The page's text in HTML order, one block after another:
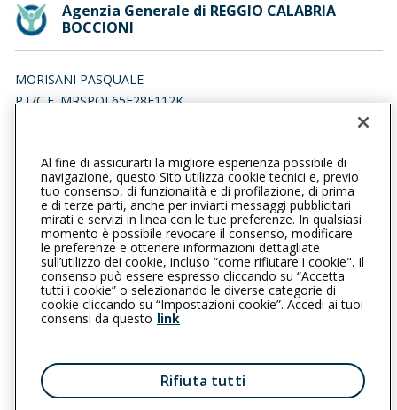
Agenzia Generale di REGGIO CALABRIA
BOCCIONI
MORISANI PASQUALE
P.I./C.F. MRSPQL65E28F112K
0965811479 096520191
reggiocalabriaboccioni@cattolica.it
pasqualemorisani@pec.it
L’intermediario è soggetto al controllo dell’IVASS. Consulta il
Registro RUI al seguentelink
Privacy | Cookie |
Il Gruppo Generali
Reclami
| Note legali | Accessibilità
Al fine di assicurarti la migliore esperienza possibile di
navigazione, questo Sito utilizza cookie tecnici e, previo
tuo consenso, di funzionalità e di profilazione, di prima
e di terze parti, anche per inviarti messaggi pubblicitari
mirati e servizi in linea con le tue preferenze. In qualsiasi
momento è possibile revocare il consenso, modificare
le preferenze e ottenere informazioni dettagliate
sull’utilizzo dei cookie, incluso “come rifiutare i cookie". Il
consenso può essere espresso cliccando su “Accetta
tutti i cookie” o selezionando le diverse categorie di
cookie cliccando su “Impostazioni cookie”. Accedi ai tuoi
consensi da questo link
Rifiuta tutti